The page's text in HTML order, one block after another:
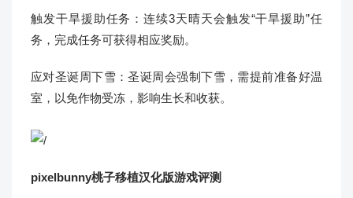
触发干旱援助任务：连续3天晴天会触发“干旱援助”任
务，完成任务可获得相应奖励。
应对圣诞周下雪：圣诞周会强制下雪，需提前准备好温
室，以免作物受冻，影响生长和收获。
pixelbunny桃子移植汉化版游戏评测